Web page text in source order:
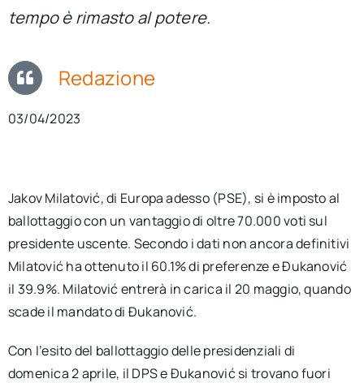
tempo è rimasto al potere.
Redazione
03/04/2023
Jakov Milatović, di Europa adesso (PSE), si è imposto al
ballottaggio con un vantaggio di oltre 70.000 voti sul
presidente uscente. Secondo i dati non ancora definitivi
Milatović ha ottenuto il 60.1% di preferenze e Đukanović
il 39.9%. Milatović entrerà in carica il 20 maggio, quando
scade il mandato di Đukanović.
Con l’esito del ballottaggio delle presidenziali di
domenica 2 aprile, il DPS e Đukanović si trovano fuori